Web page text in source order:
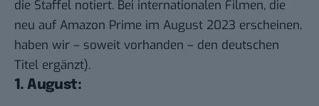
die Staffel notiert. Bei internationalen Filmen, die
neu auf Amazon Prime im August 2023 erscheinen,
haben wir – soweit vorhanden – den deutschen
Titel ergänzt).
1. August: